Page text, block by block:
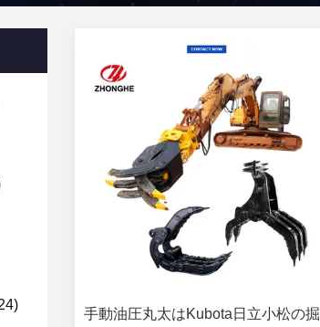
手動油圧丸太はKubota日立小松の掘